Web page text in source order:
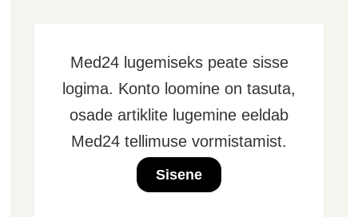
Med24 lugemiseks peate sisse
logima. Konto loomine on tasuta,
osade artiklite lugemine eeldab
Med24 tellimuse vormistamist.
Sisene